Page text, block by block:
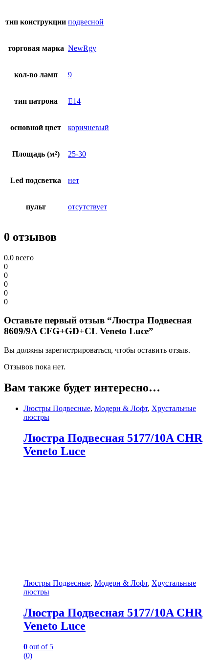
тип конструкции подвесной
торговая марка NewRgy
кол-во ламп 9
тип патрона E14
основной цвет коричневый
Площадь (м²) 25-30
Led подсветка нет
пульт отсутствует
0 отзывов
0.0 всего
0
0
0
0
0
Оставьте первый отзыв “Люстра Подвесная
8609/9A CFG+GD+CL Veneto Luce”
Вы должны зарегистрироваться, чтобы оставить отзыв.
Отзывов пока нет.
Вам также будет интересно…
Люстры Подвесные, Модерн & Лофт, Хрустальные
люстры
Люстра Подвесная 5177/10A CHR
Veneto Luce
Люстры Подвесные, Модерн & Лофт, Хрустальные
люстры
Люстра Подвесная 5177/10A CHR
Veneto Luce
0 out of 5
(0)